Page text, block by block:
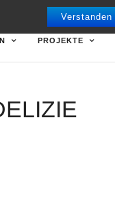
Verstanden
PROJEKTE